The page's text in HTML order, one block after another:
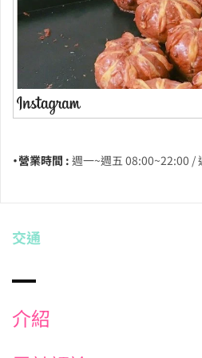
・營業時間 : 週一~週五 08:00~22:00 /
交通
介紹